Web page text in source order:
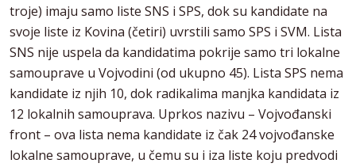
troje) imaju samo liste SNS i SPS, dok su kandidate na
svoje liste iz Kovina (četiri) uvrstili samo SPS i SVM. Lista
SNS nije uspela da kandidatima pokrije samo tri lokalne
samouprave u Vojvodini (od ukupno 45). Lista SPS nema
kandidate iz njih 10, dok radikalima manjka kandidata iz
12 lokalnih samouprava. Uprkos nazivu – Vojvođanski
front – ova lista nema kandidate iz čak 24 vojvođanske
lokalne samouprave, u čemu su i iza liste koju predvodi